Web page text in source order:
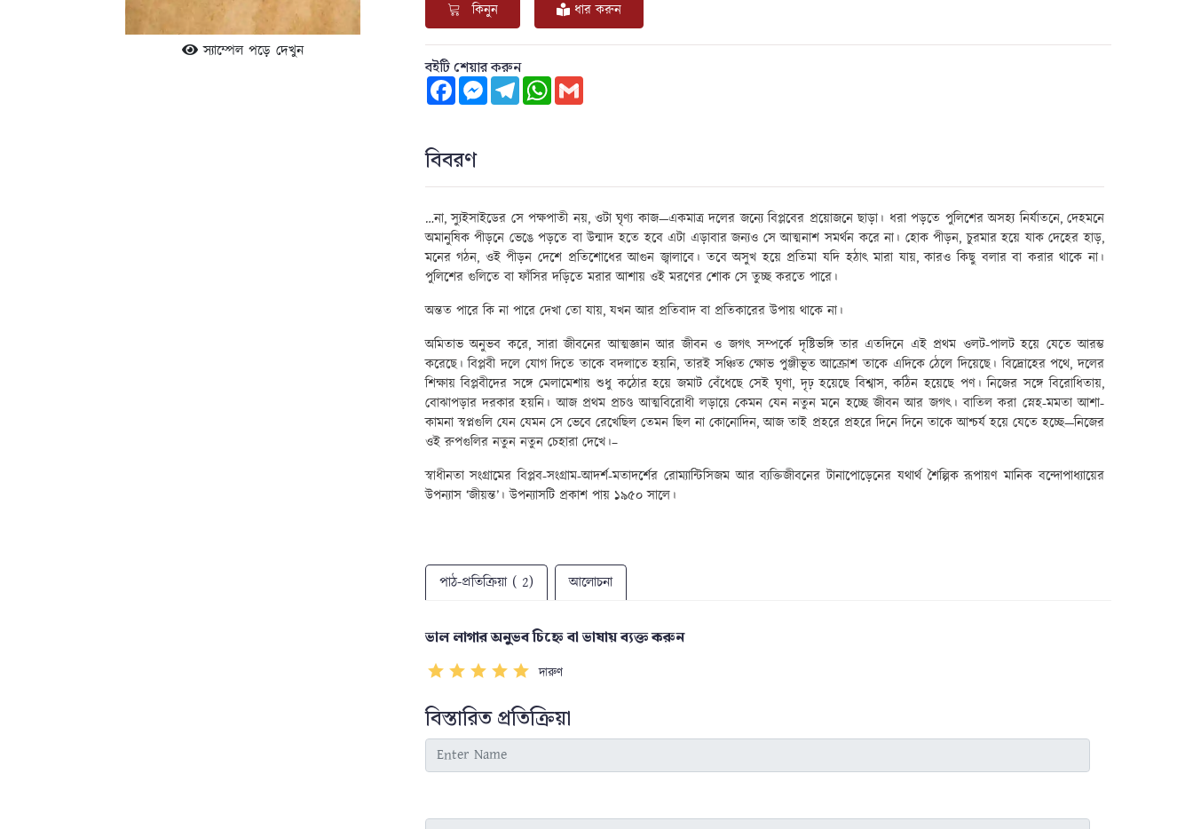
স্যাম্পেল পড়ে দেখুন
কিনুন ধার করুন
বইটি শেয়ার করুন
FacebookMessenger
TelegramWhatsApp
Gmail
বিবরণ
…না,স্যুইসাইডের সে পক্ষপাতী নয়, ওটা ঘৃণ্য কাজ—একমাত্র দলের জন্যে বিপ্লবের প্রয়োজনে ছাড়া। ধরা পড়তে পুলিশের অসহ্য নির্যাতনে,দেহমনে
অমানুষিক পীড়নে ভেঙে পড়তে বা উন্মাদ হতে হবে এটা এড়াবার জন্যও সে আত্মনাশ সমর্থন করে না। হোক পীড়ন,চুরমার হয়ে যাক দেহের হাড়,
মনের গঠন, ওই পীড়ন দেশে প্রতিশোধের আগুন জ্বালাবে। তবে অসুখ হয়ে প্রতিমা যদি হঠাৎ মারা যায়,কারও কিছু বলার বা করার থাকে না।
পুলিশের গুলিতে বা ফাঁসির দড়িতে মরার আশায় ওই মরণের শোক সে তুচ্ছ করতে পারে।
অন্তত পারে কি না পারে দেখা তো যায়,যখন আর প্রতিবাদ বা প্রতিকারের উপায় থাকে না।
অমিতাভ অনুভব করে,সারা জীবনের আত্মজ্ঞান আর জীবন ও জগৎ সম্পর্কে দৃষ্টিভঙ্গি তার এতদিনে এই প্রথম ওলট-পালট হয়ে যেতে আরম্ভ
করেছে। বিপ্লবী দলে যোগ দিতে তাকে বদলাতে হয়নি,তারই সঞ্চিত ক্ষোভ পুঞ্জীভূত আক্রোশ তাকে এদিকে ঠেলে দিয়েছে। বিদ্রোহের পথে,দলের
শিক্ষায় বিপ্লবীদের সঙ্গে মেলামেশায় শুধু কঠোর হয়ে জমাট বেঁধেছে সেই ঘৃণা,দৃঢ় হয়েছে বিশ্বাস,কঠিন হয়েছে পণ। নিজের সঙ্গে বিরোধিতায়,
বোঝাপড়ার দরকার হয়নি। আজ প্রথম প্রচণ্ড আত্মবিরোধী লড়ায়ে কেমন যেন নতুন মনে হচ্ছে জীবন আর জগৎ। বাতিল করা স্নেহ-মমতা আশা-
কামনা স্বপ্নগুলি যেন যেমন সে ভেবে রেখেছিল তেমন ছিল না কোনোদিন,আজ তাই প্রহরে প্রহরে দিনে দিনে তাকে আশ্চর্য হয়ে যেতে হচ্ছে—নিজের
ওই রুপগুলির নতুন নতুন চেহারা দেখে।–
স্বাধীনতা সংগ্রামের বিপ্লব-সংগ্রাম-আদর্শ-মতাদর্শের রোম্যান্টিসিজম আর ব্যক্তিজীবনের টানাপোড়েনের যথার্থ শৈল্পিক রূপায়ণ মানিক বন্দোপাধ্যায়ের
উপন্যাস ‘জীয়ন্ত’। উপন্যাসটি প্রকাশ পায় ১৯৫০ সালে।
পাঠ-প্রতিক্রিয়া ( 2) আলোচনা
ভাল লাগার অনুভব চিহ্নে বা ভাষায় ব্যক্ত করুন
দারুণ
বিস্তারিত প্রতিক্রিয়া